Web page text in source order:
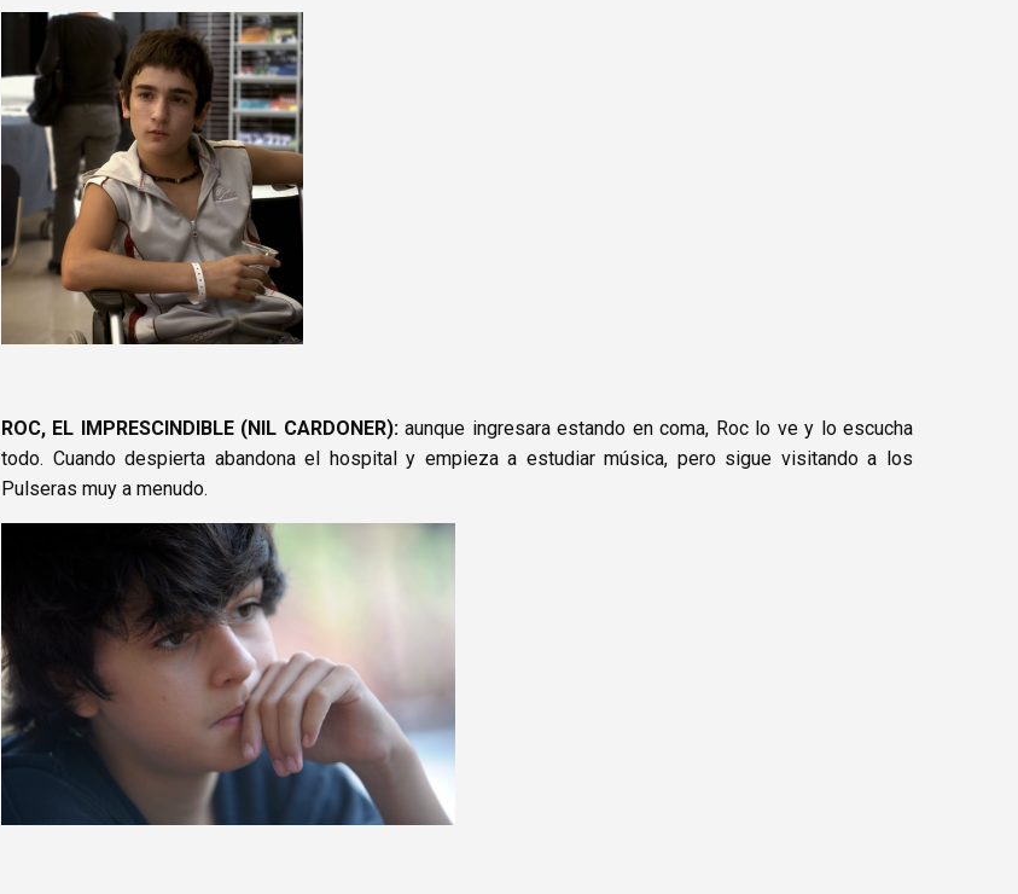
ROC, EL IMPRESCINDIBLE (NIL CARDONER):aunque ingresara estando en coma, Roc lo ve y lo escucha
todo. Cuando despierta abandona el hospital y empieza a estudiar música, pero sigue visitando a los
Pulseras muy a menudo.